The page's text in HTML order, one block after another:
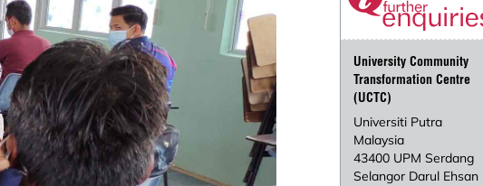
University Community
Transformation Centre
(UCTC)
Universiti Putra
Malaysia
43400 UPM Serdang
Selangor Darul Ehsan